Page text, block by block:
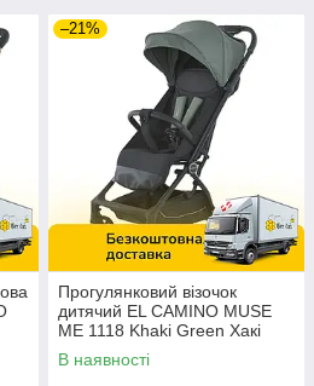
–21%
Прогулянковий візочок
дитячий EL CAMINO MUSE
ME 1118 Khaki Green Хакі
В наявності